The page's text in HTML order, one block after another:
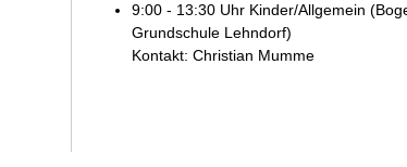
9:00 - 13:30 Uhr Kinder/Allgemein
Grundschule Lehndorf)
Kontakt: Christian Mumme